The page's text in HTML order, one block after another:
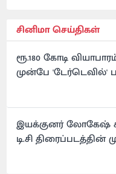
சினிமா செய்திகள்
ரூ.180 கோடி
முன்பே
இயக்குனர் லோகேஷ்
டி.சி